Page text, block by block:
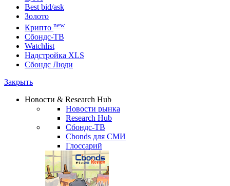
Консенсусы
Поиск облигаций (ИИ)
Кривые доходности
ЦФА
Best bid/ask
Золото
Крипто new
Watchlist
Сбондс Люди
Новости & Research Hub
Новости рынка
Research Hub
Сбондс-ТВ
Cbonds для СМИ
Глоссарий